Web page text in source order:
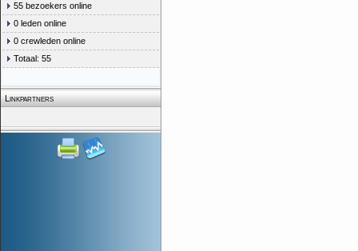
55 bezoekers online
0 leden online
0 crewleden online
Totaal: 55
Linkpartners